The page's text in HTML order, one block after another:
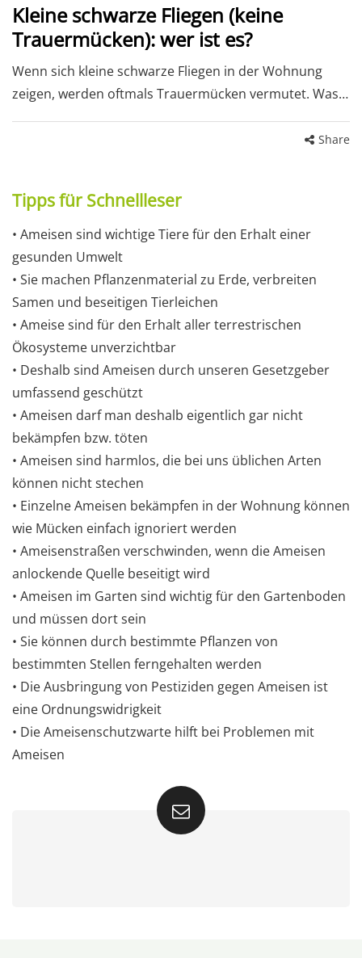
Kleine schwarze Fliegen (keine
Trauermücken): wer ist es?
Wenn sich kleine schwarze Fliegen in der Wohnung
zeigen, werden oftmals Trauermücken vermutet. Was…
Share
Tipps für Schnellleser
• Ameisen sind wichtige Tiere für den Erhalt einer
gesunden Umwelt
• Sie machen Pflanzenmaterial zu Erde, verbreiten
Samen und beseitigen Tierleichen
• Ameise sind für den Erhalt aller terrestrischen
Ökosysteme unverzichtbar
• Deshalb sind Ameisen durch unseren Gesetzgeber
umfassend geschützt
• Ameisen darf man deshalb eigentlich gar nicht
bekämpfen bzw. töten
• Ameisen sind harmlos, die bei uns üblichen Arten
können nicht stechen
• Einzelne Ameisen bekämpfen in der Wohnung können
wie Mücken einfach ignoriert werden
• Ameisenstraßen verschwinden, wenn die Ameisen
anlockende Quelle beseitigt wird
• Ameisen im Garten sind wichtig für den Gartenboden
und müssen dort sein
• Sie können durch bestimmte Pflanzen von
bestimmten Stellen ferngehalten werden
• Die Ausbringung von Pestiziden gegen Ameisen ist
eine Ordnungswidrigkeit
• Die Ameisenschutzwarte hilft bei Problemen mit
Ameisen